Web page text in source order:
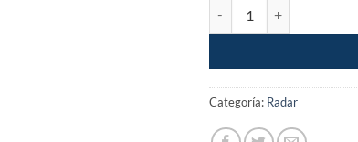
Categoría: Radar